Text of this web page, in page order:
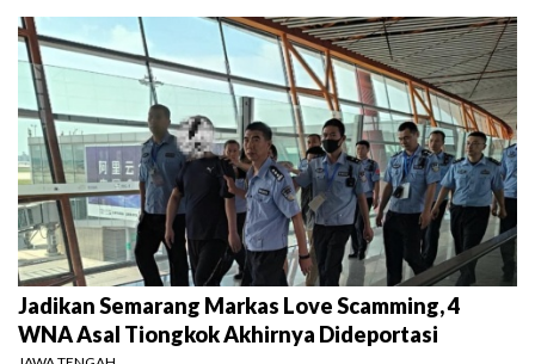
Jadikan Semarang Markas Love Scamming, 4
WNA Asal Tiongkok Akhirnya Dideportasi